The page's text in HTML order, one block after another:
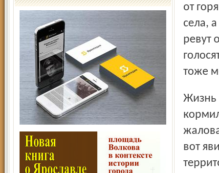
от
села,
ревут
тоже
Жизнь в сибирских деревнях была налажена, жителей
вот